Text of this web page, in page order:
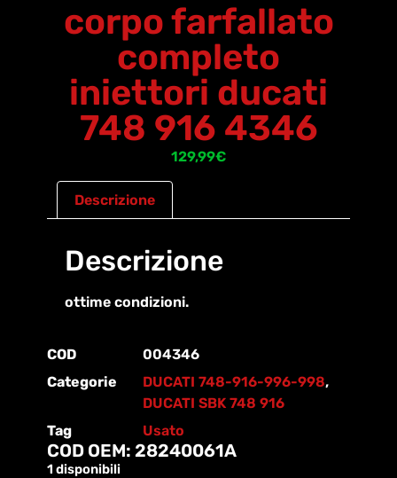
corpo farfallato
completo
iniettori ducati
748 916 4346
129,99€
Descrizione
Descrizione
ottime condizioni.
COD
004346
Categorie
DUCATI 748-916-996-998,
DUCATI SBK 748 916
Tag
Usato
COD OEM: 28240061A
1 disponibili